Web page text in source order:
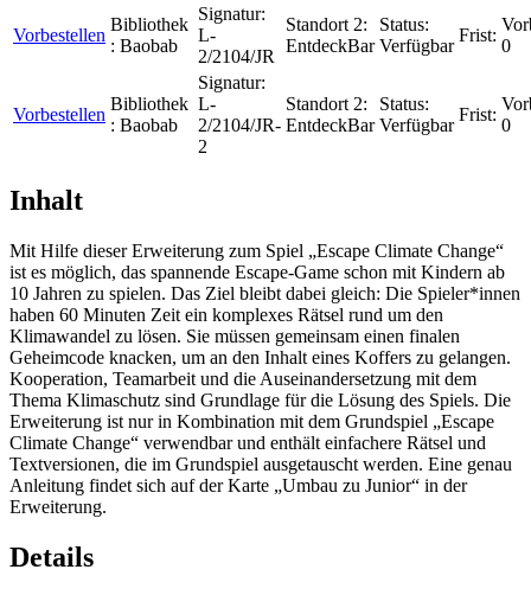
Vorbestellen
Bibliothek
: Baobab
Signatur:
L-
2/2104/JR
Standort 2:
EntdeckBar
Status:
Verfügbar
Frist:
0
Vorbestellen
Bibliothek
: Baobab
Signatur:
L-
2/2104/JR-
2
Standort 2:
EntdeckBar
Status:
Verfügbar
Frist:
0
Inhalt
Mit Hilfe dieser Erweiterung zum Spiel „Escape Climate Change“
ist es möglich, das spannende Escape-Game schon mit Kindern ab
10 Jahren zu spielen. Das Ziel bleibt dabei gleich: Die Spieler*innen
haben 60 Minuten Zeit ein komplexes Rätsel rund um den
Klimawandel zu lösen. Sie müssen gemeinsam einen finalen
Geheimcode knacken, um an den Inhalt eines Koffers zu gelangen.
Kooperation, Teamarbeit und die Auseinandersetzung mit dem
Thema Klimaschutz sind Grundlage für die Lösung des Spiels. Die
Erweiterung ist nur in Kombination mit dem Grundspiel „Escape
Climate Change“ verwendbar und enthält einfachere Rätsel und
Textversionen, die im Grundspiel ausgetauscht werden. Eine genau
Anleitung findet sich auf der Karte „Umbau zu Junior“ in der
Erweiterung.
Details